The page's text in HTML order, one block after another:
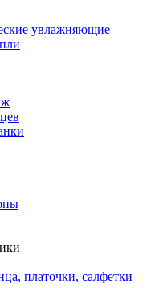
увлажняющие
платочки, салфетки